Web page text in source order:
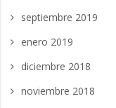
septiembre 2019
enero 2019
diciembre 2018
noviembre 2018